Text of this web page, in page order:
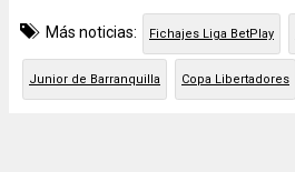
Más noticias: Fichajes Liga BetPlay
Junior de Barranquilla Copa Libertadores